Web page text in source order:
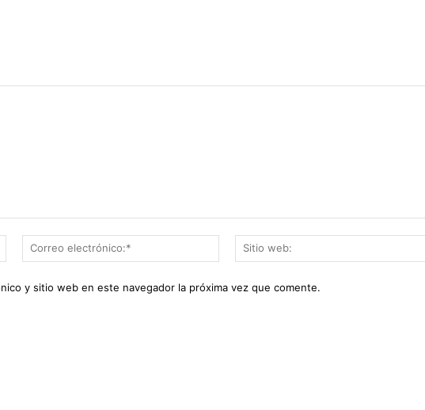
Nombre:*
Correo
electrónico:*
y sitio web en este navegador la próxima vez que comente.